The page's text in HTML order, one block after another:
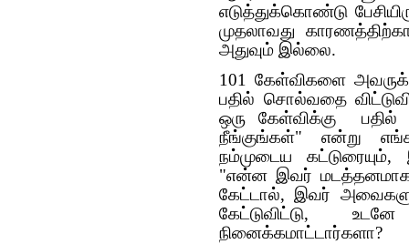
எடுத்துக்கொண்டு
முதலாவது
அதுவும் இல்லை.
101 கேள்விகளை
பதில் சொல்வதை
ஒரு கேள்விக்கு
நீங்குங்கள்" என்று
நம்முடைய
"என்ன இவர் மடத்தனமாக
கேட்டால், இவர்
கேட்டுவிட்டு,
நினைக்கமாட்டார்களா?